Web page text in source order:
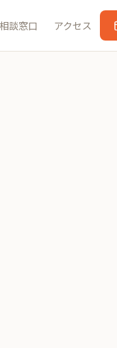
談窓口 アクセス